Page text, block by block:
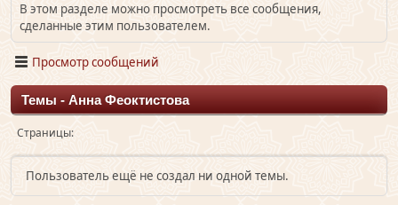
В этом разделе можно просмотреть все сообщения,
сделанные этим пользователем.
Просмотр сообщений
Темы - Анна Феоктистова
Страницы
Пользователь ещё не создал ни одной темы.